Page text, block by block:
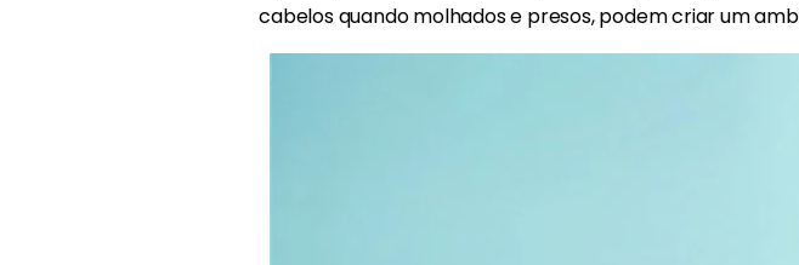
cabelos quando molhados e presos, podem criar um